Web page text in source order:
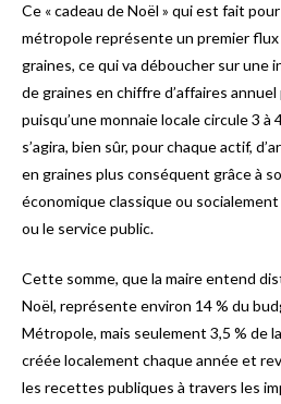
Ce « cadeau de Noël » qui est fait
métropole représente un premier flux
graines, ce qui va déboucher sur une
de graines en chiffre d’affaires annuel
puisqu’une monnaie locale circule 3 à
s’agira, bien sûr, pour chaque actif,
en graines plus conséquent grâce à
économique classique ou
ou le service public.
Cette somme, que la maire entend
Noël, représente environ 14 % du
Métropole, mais seulement 3,5 % de
créée localement chaque année et
les recettes publiques à travers les